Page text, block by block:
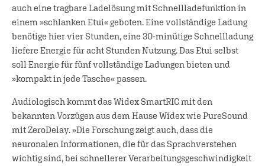
auch eine tragbare Ladelösung mit Schnellladefunktion in
einem »schlanken Etui« geboten. Eine vollständige Ladung
benötige hier vier Stunden, eine 30-minütige Schnellladung
liefere Energie für acht Stunden Nutzung. Das Etui selbst
soll Energie für fünf vollständige Ladungen bieten und
»kompakt in jede Tasche« passen.
Audiologisch kommt das Widex SmartRIC mit den
bekannten Vorzügen aus dem Hause Widex wie PureSound
mit ZeroDelay. »Die Forschung zeigt auch, dass die
neuronalen Informationen, die für das Sprachverstehen
wichtig sind, bei schnellerer Verarbeitungsgeschwindigkeit